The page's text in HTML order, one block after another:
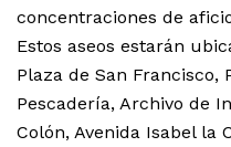
concentraciones de
Estos aseos estarán
Plaza de San Francisco,
Pescadería, Archivo de
Colón, Avenida Isabel la